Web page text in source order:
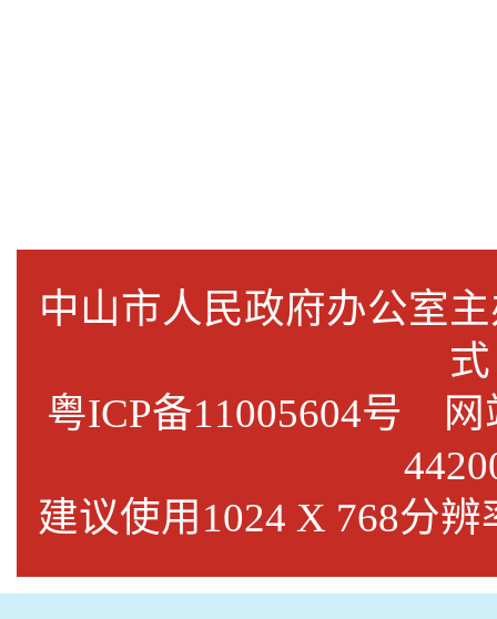
中山市人民政府办公
式
粤ICP备11005604号 网
建议使用1024 X 768分